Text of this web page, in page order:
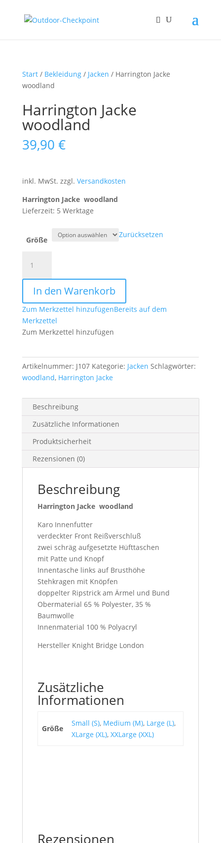
Start/ Bekleidung/ Jacken / Harrington Jacke
woodland
Harrington Jacke
woodland
39,90 €
inkl. MwSt. zzgl. Versandkosten
Harrington Jacke woodland
Lieferzeit: 5 Werktage
Größe
Zurücksetzen
Jacke
woodland
MengeIn den Warenkorb
Zum Merkzettel hinzufügenBereits auf dem
Merkzettel
Zum Merkzettel hinzufügen
Artikelnummer: J107 Kategorie: Jacken Schlagwörter:
woodland, Harrington Jacke
Beschreibung
Zusätzliche Informationen
Produktsicherheit
Rezensionen (0)
Beschreibung
Harrington Jacke woodland
Karo Innenfutter
verdeckter Front Reißverschluß
zwei schräg aufgesetzte Hüfttaschen
mit Patte und Knopf
Innentasche links auf Brusthöhe
Stehkragen mit Knöpfen
doppelter Ripstrick am Ärmel und Bund
Obermaterial 65 % Polyester, 35 %
Baumwolle
Innenmaterial 100 % Polyacryl
Hersteller Knight Bridge London
Zusätzliche
Informationen
Größe
Small (S), Medium (M), Large (L),
XLarge (XL), XXLarge (XXL)
Rezensionen